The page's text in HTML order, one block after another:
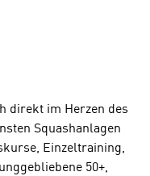
direkt im Herzen des
Squashanlagen
Einzeltraining,
50+,